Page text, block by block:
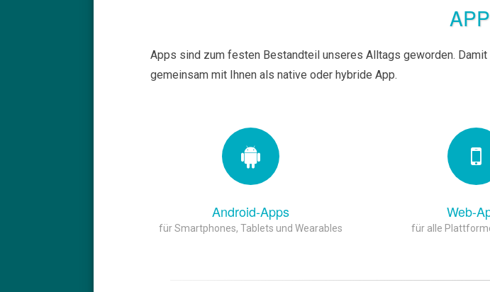
Apps sind zum festen Bestandteil unseres Alltags geworden.
gemeinsam mit Ihnen als native oder hybride App.
Android-Apps
für Smartphones, Tablets und Wearables
Web-
für alle